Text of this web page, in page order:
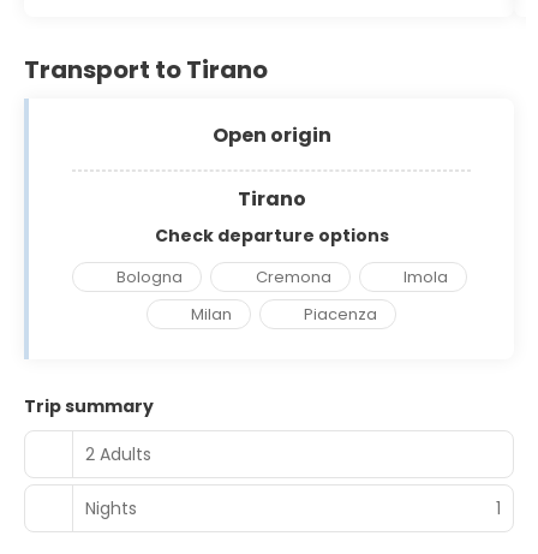
Transport to Tirano
Open origin
Tirano
Check departure options
Bologna Cremona
Imola
Milan
Piacenza
Trip summary
2 Adults
Nights 1